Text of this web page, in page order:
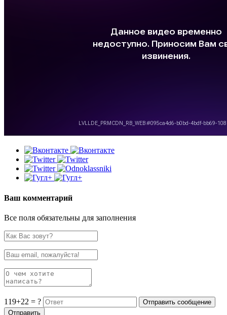
Ваш комментарий
Все поля обязательны для заполнения
119+22 = ?